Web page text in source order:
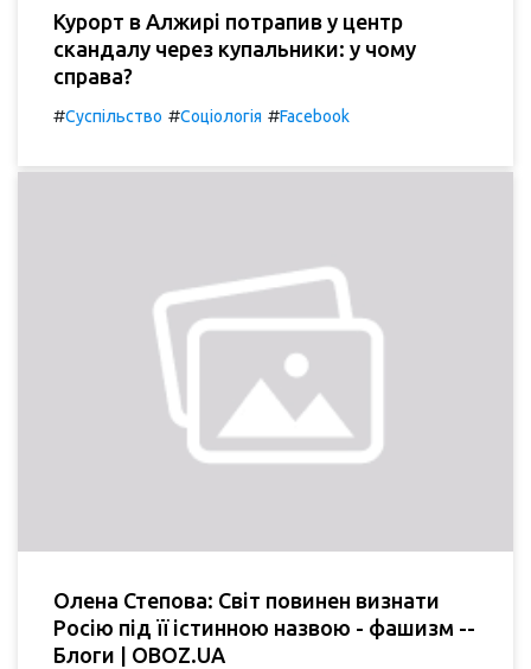
Курорт в Алжирі потрапив у центр
скандалу через купальники: у чому
справа?
#Суспільство #Соціологія #Facebook
Олена Степова: Світ повинен визнати
Росію під її істинною назвою - фашизм --
Блоги | OBOZ.UA